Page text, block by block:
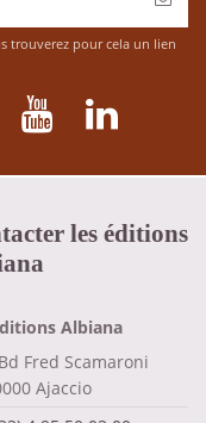
trouverez pour cela un lien
les éditions
Albiana
Fred Scamaroni
Ajaccio